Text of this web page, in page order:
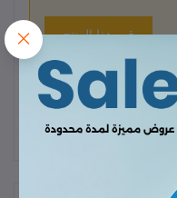
قيم هذا المنتج
حتى الآن.